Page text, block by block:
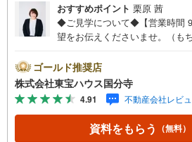
おすすめポイント 栗原 茜
◆ご見学について◆【営業時間
望をお伝えくださいませ。（も
のご連絡をおすすめいたします
る」ボタンよりご予約いただく
です。事前に鍵の手配や内覧準
すのでご了承ください。
買いただいたお客様はTOHO
けます。10～20、30年後のリ
ゴールド推奨店
株式会社東宝ハウス国分寺
4.91 不動産会社レビ
資料をもらう （無料）